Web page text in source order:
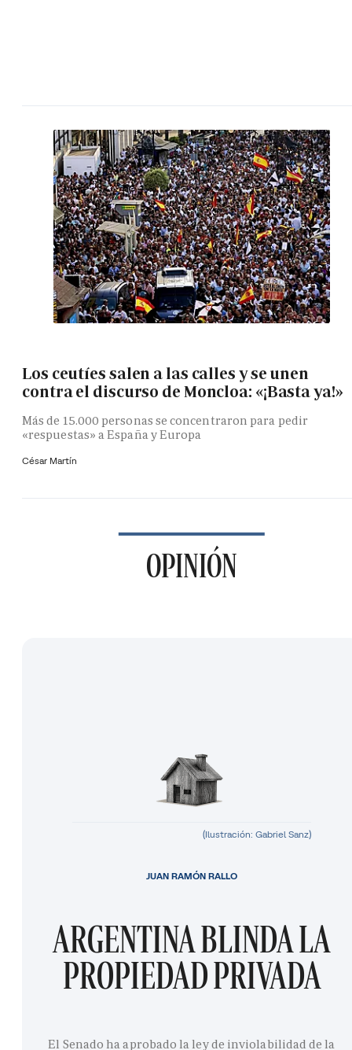
Los ceutíes salen a las calles y se unen
contra el discurso de Moncloa: «¡Basta ya!»
Más de 15.000 personas se concentraron para pedir
«respuestas» a España y Europa
César Martín
OPINIÓN
(Ilustración: Gabriel Sanz)
ARGENTINA BLINDA LA
PROPIEDAD PRIVADA
El Senado ha aprobado la ley de inviolabilidad de la
JUAN RAMÓN RALLO